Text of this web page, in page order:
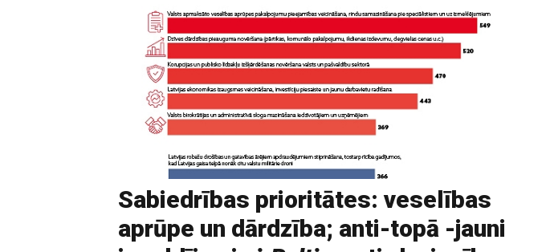
Sabiedrības prioritātes: veselības
aprūpe un dārdzība; anti-topā -jauni